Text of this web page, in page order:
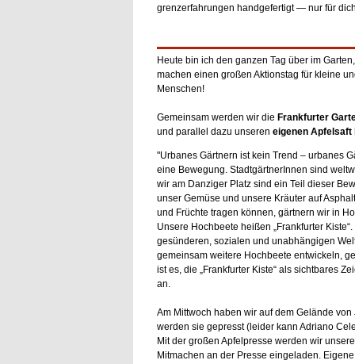
grenzerfahrungen handgefertigt — nur für
Heute bin ich den ganzen Tag über im
machen einen großen Aktionstag für kleine
Menschen!
Gemeinsam werden wir die Frankfurter
und parallel dazu unseren eigenen Apfelsaft
"Urbanes Gärtnern ist kein Trend – urbanes
eine Bewegung. StadtgärtnerInnen sind
wir am Danziger Platz sind ein Teil dieser
unser Gemüse und unsere Kräuter auf
und Früchte tragen können, gärtnern wir in
Unsere Hochbeete heißen „Frankfurter
gesünderen, sozialen und unabhängigen
gemeinsam weitere Hochbeete entwickeln,
ist es, die „Frankfurter Kiste“ als sichtbares
an.
Am Mittwoch haben wir auf dem Gelände
werden sie gepresst (leider kann Adriano
Mit der großen Apfelpresse werden wir
Mitmachen an der Presse eingeladen.